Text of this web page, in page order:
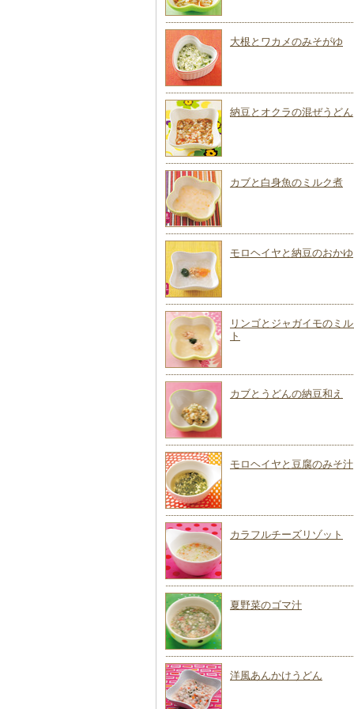
大根とワカメのみそがゆ
納豆とオクラの混ぜうどん
カブと白身魚のミルク煮
モロヘイヤと納豆のおかゆ
リンゴとジャガイモのミ
ト
カブとうどんの納豆和え
モロヘイヤと豆腐のみそ汁
カラフルチーズリゾット
夏野菜のゴマ汁
洋風あんかけうどん